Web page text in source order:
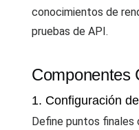
conocimientos de
pruebas de API.
Componentes
1. Configuración
Define puntos finales